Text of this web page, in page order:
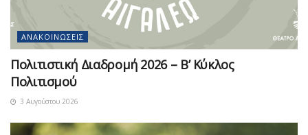
ΑΝΑΚΟΙΝΏΣΕΙΣ
Πολιτιστική Διαδρομή 2026 – Β’ Κύκλος
Πολιτισμού
3 Αυγούστου 2026